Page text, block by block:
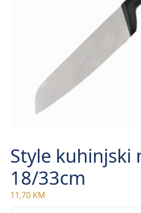
Style kuhinjski
18/33cm
11,70 KM